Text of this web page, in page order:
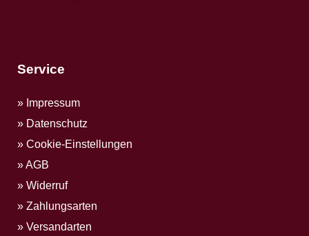
Service
Impressum
Datenschutz
Cookie-Einstellungen
AGB
Widerruf
Zahlungsarten
Versandarten